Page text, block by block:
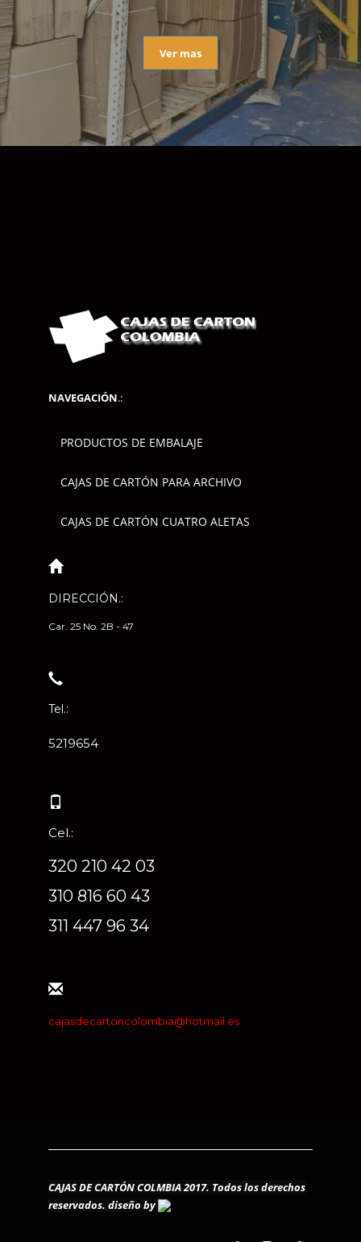
Ver mas
NAVEGACIÓN.:
PRODUCTOS DE EMBALAJE
CAJAS DE CARTÓN PARA ARCHIVO
CAJAS DE CARTÓN CUATRO ALETAS
DIRECCIÓN.:
Car. 25 No. 2B - 47
Tel.:
5219654
Cel.:
320 210 42 03
310 816 60 43
311 447 96 34
cajasdecartoncolombia@hotmail.es
CAJAS DE CARTÓN COLMBIA 2017. Todos los derechos
reservados. diseño by